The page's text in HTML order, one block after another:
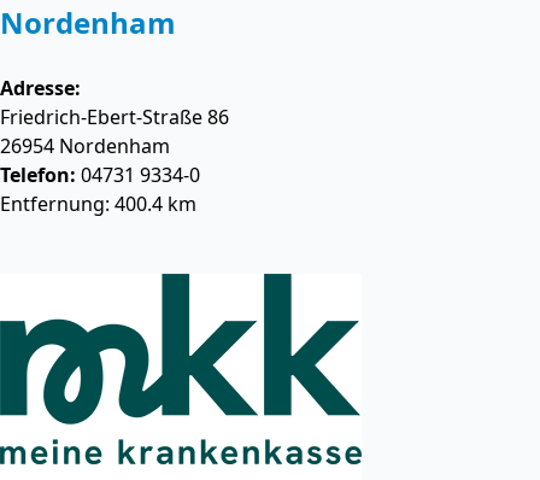
Nordenham
Adresse:
Friedrich-Ebert-Straße 86
26954 Nordenham
Telefon: 04731 9334-0
Entfernung: 400.4 km